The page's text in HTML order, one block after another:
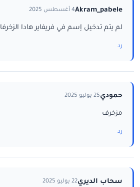
Akram_pabele4 أغسطس 2025
لم يتم تدخيل إسم في فريفاير هادا الزخرفا
رد
حمودي25 يوليو 2025
مزخرف
رد
سحاب الديري22 يوليو 2025